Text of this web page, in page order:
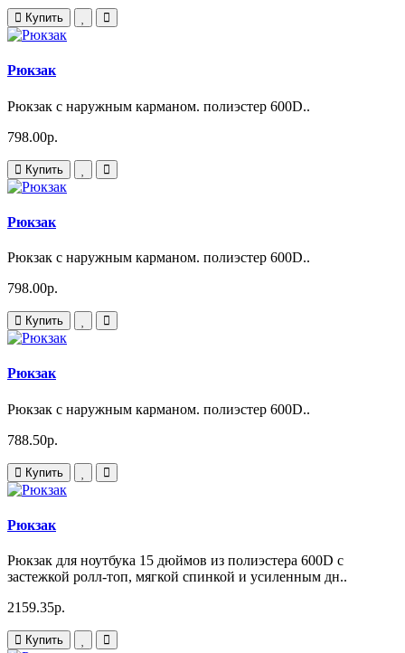
Купить
Рюкзак
Рюкзак с наружным карманом. полиэстер 600D..
798.00р.
Купить
Рюкзак
Рюкзак с наружным карманом. полиэстер 600D..
798.00р.
Купить
Рюкзак
Рюкзак с наружным карманом. полиэстер 600D..
788.50р.
Купить
Рюкзак
Рюкзак для ноутбука 15 дюймов из полиэстера 600D с
застежкой ролл-топ, мягкой спинкой и усиленным дн..
2159.35р.
Купить